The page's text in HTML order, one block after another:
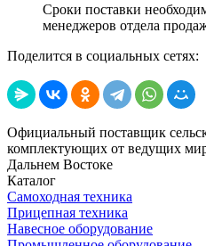
Сроки поставки
менеджеров отдела
Поделится в социальных сетях:
Официальный поставщик
комплектующих от ведущих
Дальнем Востоке
Каталог
Самоходная техника
Прицепная техника
Навесное оборудование